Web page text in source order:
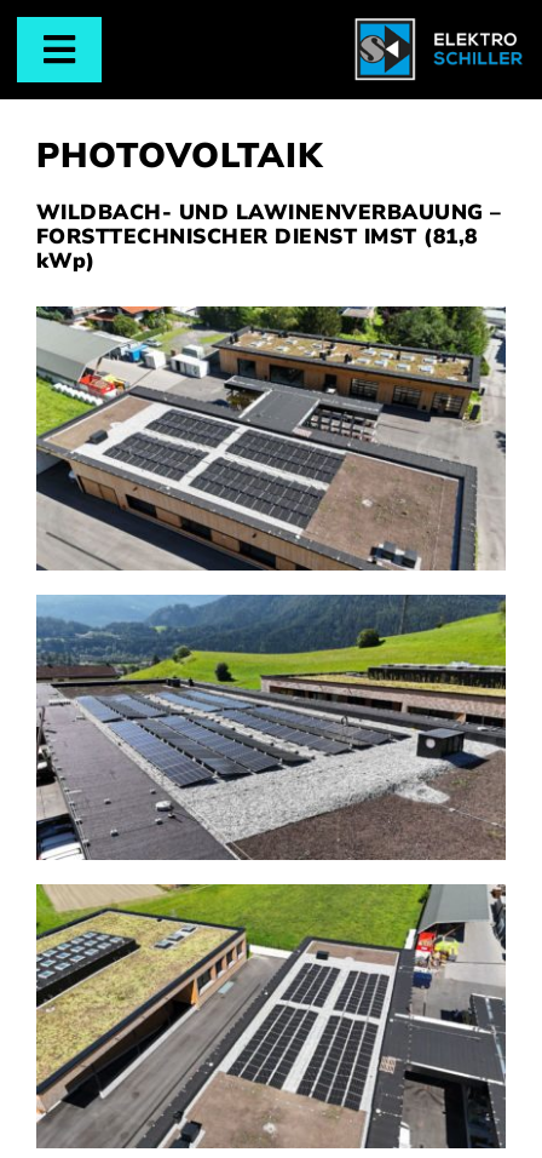
Zum
Inhalt
springenToggle
E-TEAM
PHOTOVOLTAIK
SMART BUILDINGS
LICHTTECHNIK
KARRIERE
LEHRE
REFERENZEN
KONTAKT
PHOTOVOLTAIK
WILDBACH- UND LAWINENVERBAUUNG –
FORSTTECHNISCHER DIENST IMST (81,8
kWp)